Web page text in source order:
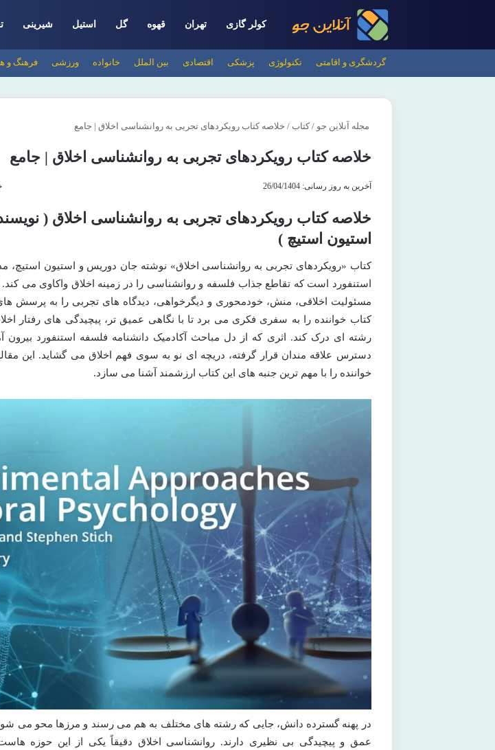
کولر گازی تهران قهوه گل استیل شیرینی
گردشگری و اقامتی تکنولوژی پزشکی اقتصادی بین الملل خانواده ورزشی فرهنگ و
مجله آنلاین جو / کتاب / خلاصه کتاب رویکردهای تجربی به روانشناسی اخلاق | جامع
خلاصه کتاب رویکردهای تجربی به روانشناسی اخلاق | جامع
آخرین به روز رسانی: 26/04/1404
خلاصه کتاب رویکردهای تجربی به روانشناسی اخلاق (
استیون استیچ )
کتاب «رویکردهای تجربی به روانشناسی اخلاق» نوشته جان دوریس و استیون استیچ،
استنفورد است که تقاطع جذاب فلسفه و روانشناسی را در زمینه اخلاق واکاوی می
مسئولیت اخلاقی، منش، خودمحوری و دیگرخواهی، دیدگاه های تجربی را به پرسش های
کتاب خواننده را به سفری فکری می برد تا با نگاهی عمیق تر، پیچیدگی های رفتار
رشته ای درک کند. اثری که از دل مباحث آکادمیک دانشنامه فلسفه استنفورد بیرون
دسترس علاقه مندان قرار گرفته، دریچه ای نو به سوی فهم اخلاق می گشاید. این
خواننده را با مهم ترین جنبه های این کتاب ارزشمند آشنا می سازد.
در پهنه گسترده دانش، جایی که رشته های مختلف به هم می رسند و مرزها محو می
عمق و پیچیدگی بی نظیری دارند. روانشناسی اخلاق دقیقاً یکی از این حوزه